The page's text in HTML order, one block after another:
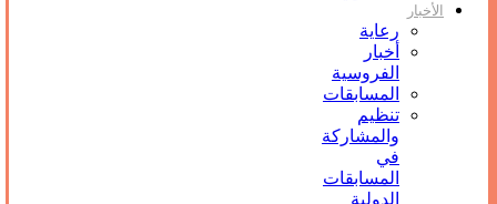
الأخبار
رعاية
أخبار
الفروسية
المسابقات
تنظيم
والمشاركة
في
المسابقات
الدولية